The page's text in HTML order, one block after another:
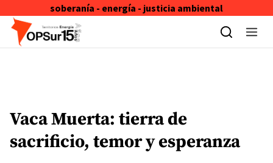
soberanía - energía - justicia ambiental
Skip to content
Vaca Muerta: tierra de
sacrificio, temor y esperanza